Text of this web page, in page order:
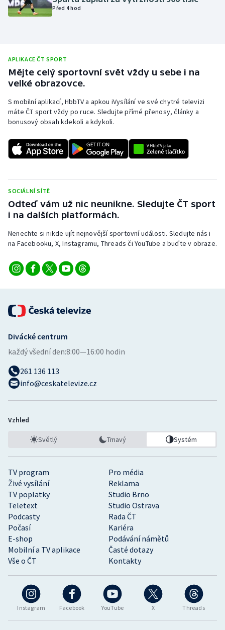
Plavání
Rychlostní kanoistika
Short track
Stolní tenis
Triatlon
Veslování
Vodní slalom
Ostatní
Před 4 hod
APLIKACE ČT SPORT
Mějte celý sportovní svět vždy u sebe i na
velké obrazovce.
S mobilní aplikací, HbbTV a apkou iVysílání ve své chytré televizi
máte ČT sport vždy po ruce. Sledujte přímé přenosy, články a
bonusový obsah kdekoli a kdykoli.
SOCIÁLNÍ SÍTĚ
Odteď vám už nic neunikne. Sledujte ČT sport
i na dalších platformách.
Nenechte si nikde ujít nejnovější sportovní události. Sledujte nás i
na Facebooku, X, Instagramu, Threads či YouTube a buďte v obraze.
Instagram Facebook YouTube X Threads
TV program
Pro média
Živé vysílání
Reklama
TV poplatky
Studio Brno
Teletext
Studio Ostrava
Podcasty
Rada ČT
Počasí
Kariéra
E-shop
Podávání námětů
Mobilní a TV aplikace
Časté dotazy
Vše o ČT
Kontakty
Divácké centrum
každý všední den:8:00—16:00 hodin
261 136 113
info@ceskatelevize.cz
Vzhled
Světlý Tmavý Systém